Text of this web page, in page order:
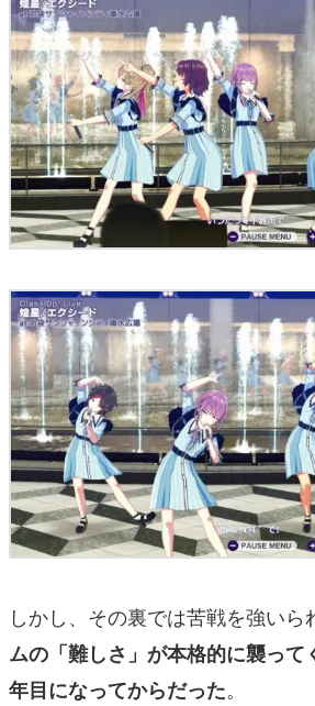
しかし、その裏では苦戦を強いら
ムの「難しさ」が本格的に襲って
年目になってからだった。